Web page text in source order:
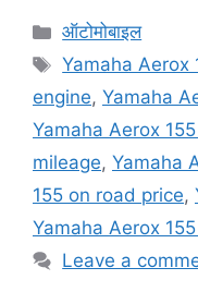
Categories
ऑटोमोबाइल
Tags
Yamaha Aerox
engine, Yamaha
Yamaha Aerox
mileage, Yamaha
155 on road price,
Yamaha Aerox
Leave a